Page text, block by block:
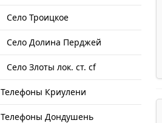
Село Троицкое
Село Долина Перджей
Село Злоты лок. ст. cf
Телефоны Криулени
Телефоны Дондушень